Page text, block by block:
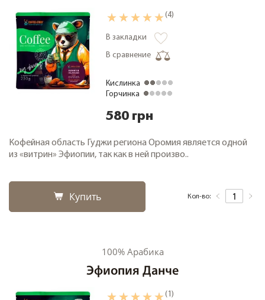
(4)
В закладки
В сравнение
Кислинка
Горчинка
580 грн
Кофейная область Гуджи региона Оромия является одной
из «витрин» Эфиопии, так как в ней произво..
Купить Кол-во:
100% Арабика
Эфиопия Данче
(1)